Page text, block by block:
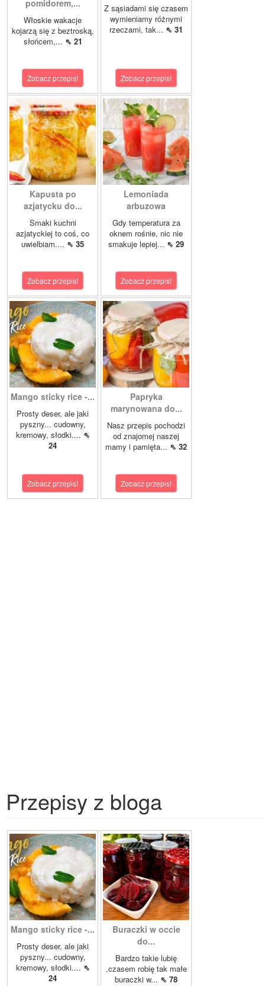
pomidorem,...
Włoskie wakacje
kojarzą się z beztroską,
słońcem,... ⇖ 21
Zobacz przepis!
Z sąsiadami się czasem
wymieniamy różnymi
rzeczami, tak... ⇖ 31
Zobacz przepis!
Kapusta po
azjatycku do...
Smaki kuchni
azjatyckiej to coś, co
uwielbiam.... ⇖ 35
Zobacz przepis!
Lemoniada
arbuzowa
Gdy temperatura za
oknem rośnie, nic nie
smakuje lepiej... ⇖ 29
Zobacz przepis!
Mango sticky rice -...
Prosty deser, ale jaki
pyszny... cudowny,
kremowy, słodki.... ⇖
24
Zobacz przepis!
Papryka
marynowana do...
Nasz przepis pochodzi
od znajomej naszej
mamy i pamięta... ⇖ 32
Zobacz przepis!
Przepisy z bloga
Mango sticky rice -...
Prosty deser, ale jaki
pyszny... cudowny,
kremowy, słodki.... ⇖
24
Buraczki w occie
do...
Bardzo takie lubię
,czasem robię tak małe
buraczki w... ⇖ 78